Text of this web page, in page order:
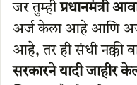
जर तुम्हीप्रधानमंत्री
अर्ज केला आहे आणि
आहे, तर ही संधी नक्की
सरकारने यादी जाहीर